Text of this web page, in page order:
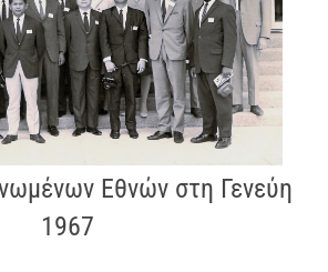
Εθνών στη Γενεύη
1967